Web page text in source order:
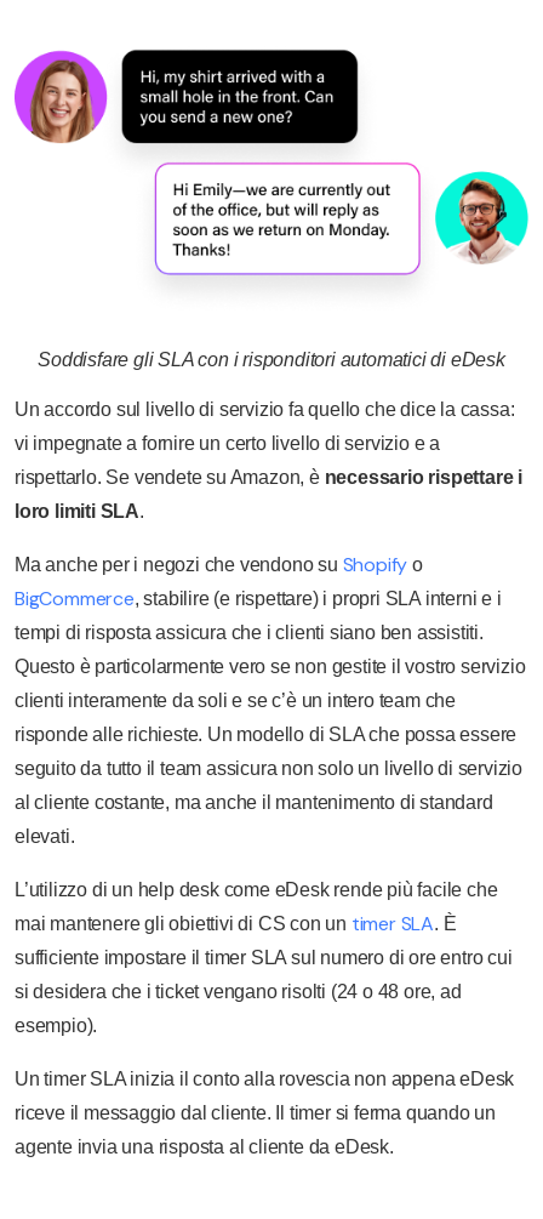
Soddisfare gli SLA con i risponditori automatici di eDesk
Un accordo sul livello di servizio fa quello che dice la cassa:
vi impegnate a fornire un certo livello di servizio e a
rispettarlo. Se vendete su Amazon, è necessario rispettare i
loro limiti SLA.
Ma anche per i negozi che vendono su Shopify o
BigCommerce, stabilire (e rispettare) i propri SLA interni e i
tempi di risposta assicura che i clienti siano ben assistiti.
Questo è particolarmente vero se non gestite il vostro servizio
clienti interamente da soli e se c’è un intero team che
risponde alle richieste. Un modello di SLA che possa essere
seguito da tutto il team assicura non solo un livello di servizio
al cliente costante, ma anche il mantenimento di standard
elevati.
L’utilizzo di un help desk come eDesk rende più facile che
mai mantenere gli obiettivi di CS con un timer SLA. È
sufficiente impostare il timer SLA sul numero di ore entro cui
si desidera che i ticket vengano risolti (24 o 48 ore, ad
esempio).
Un timer SLA inizia il conto alla rovescia non appena eDesk
riceve il messaggio dal cliente. Il timer si ferma quando un
agente invia una risposta al cliente da eDesk.